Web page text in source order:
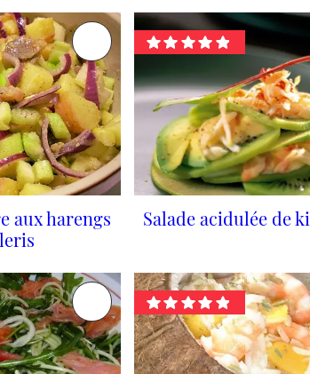
aux harengs
Salade acidulée de